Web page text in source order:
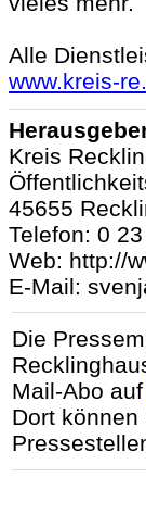
Alle
www.kreis-
Kreis
45655
Telefon: 0
Web: http://
E-Mail:
Die
Mail-Abo auf
Dort